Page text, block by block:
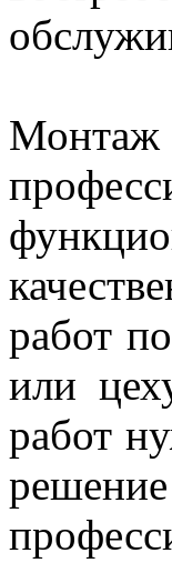
Монтаж
работ
или
работ